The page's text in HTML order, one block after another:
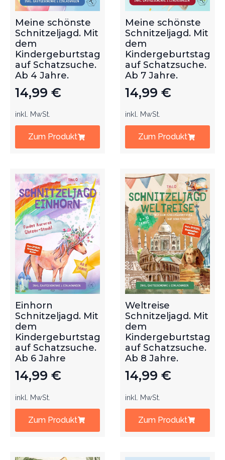
Meine schönste
Schnitzeljagd. Mit
dem
Kindergeburtstag
auf Schatzsuche.
Ab 4 Jahre.
14,99 €
inkl. MwSt.
Zum Produkt
Meine schönste
Schnitzeljagd. Mit
dem
Kindergeburtstag
auf Schatzsuche.
Ab 7 Jahre.
14,99 €
inkl. MwSt.
Zum Produkt
Einhorn
Schnitzeljagd. Mit
dem
Kindergeburtstag
auf Schatzsuche.
Ab 6 Jahre
14,99 €
inkl. MwSt.
Zum Produkt
Weltreise
Schnitzeljagd. Mit
dem
Kindergeburtstag
auf Schatzsuche.
Ab 8 Jahre.
14,99 €
inkl. MwSt.
Zum Produkt